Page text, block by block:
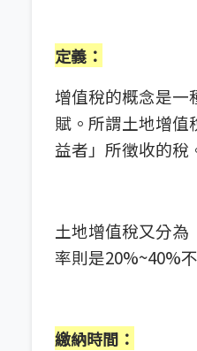
定義 ：
增值稅的概念是一
賦。所謂土地增值
益者」所徵收的稅
土地增值稅又分
率則是20%~40%
繳納時間 ：